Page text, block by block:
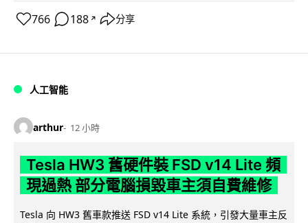
766 188 ↗ 分享
人工智能
arthur 12 小時
Tesla HW3 舊硬件裝 FSD v14 Lite 頻
現過熱 部分電腦損毀車主須自費維修
Tesla 向 HW3 舊車款推送 FSD v14 Lite 系統，引發大量車主反